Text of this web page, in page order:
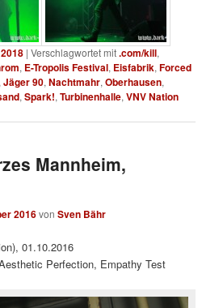
|Verschlagwortet mit.com/kill,
, E-Tropolis Festival, Eisfabrik,Forced
,Jäger 90,Nachtmahr,Oberhausen,
,Spark!,Turbinenhalle,VNV Nation
Mannheim,
2016vonSven Bähr
01.10.2016
Perfection, Empathy Test